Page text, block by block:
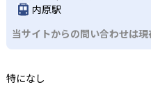
継続できる仕組みが整って
人講師がコミュニケーショ
報告し、家庭学習のサポー
1～3年生で正しい発音と読
る。振替レッスンが無料で
つけやすい。
レッスン時間や曜日が教室
ターの施設運営に依存する
内原駅
当サイトからの問い合わせは
特になし